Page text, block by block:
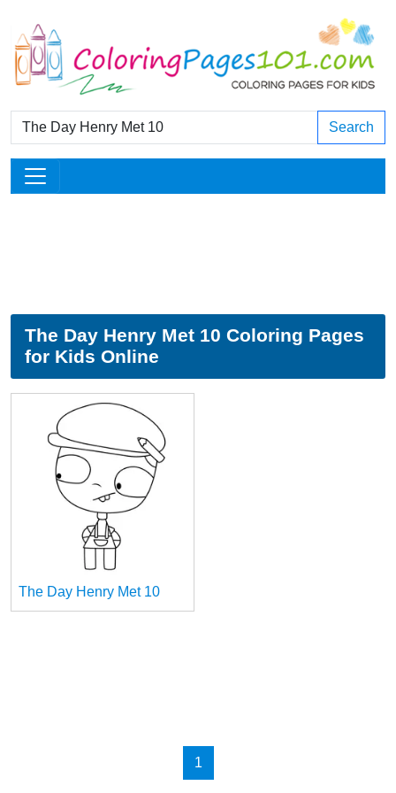
Search
The Day Henry Met 10 Coloring Pages
for Kids Online
The Day Henry Met 10
1